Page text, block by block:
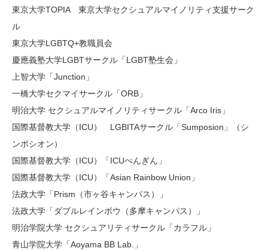
東京大学TOPIA 東京大学セクシュアルマイノリティ支援サーク
ル
東京大学LGBTQ+教職員会
慶應義塾大学LGBTサークル「LGBT塾生会」
上智大学「Junction」
一橋大学セクマイサークル「ORB」
明治大学 セクシュアルマイノリティサークル「Arco Iris」
国際基督教大学（ICU） LGBITAサークル「Sumposion」（シ
ンポシオン）
国際基督教大学（ICU）「ICUぺんぎん」
国際基督教大学（ICU）「Asian Rainbow Union」
法政大学「Prism（市ヶ谷キャンパス）」
法政大学「ダブルレインボウ（多摩キャンパス）」
明治学院大学 セクシュアリティサークル「カラフル」
青山学院大学「Aoyama BB Lab.」